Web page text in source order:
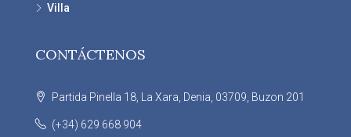
Villa
CONTÁCTENOS
Partida Pinella 18, La Xara, Denia, 03709, Buzon 201
(+34) 629 668 904